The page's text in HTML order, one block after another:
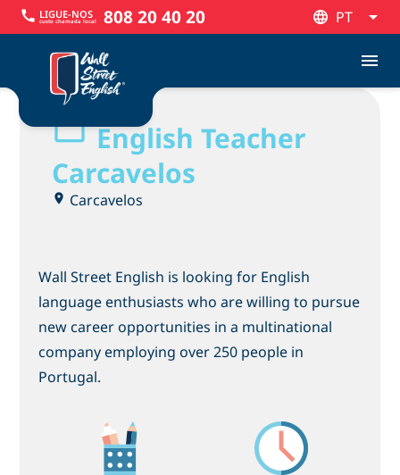
call LIGUE-NOS
custo chamada local 808 20 40 20
PT
PT
menu
English Teacher
Carcavelos
Carcavelos
Wall Street English is looking for English
language enthusiasts who are willing to pursue
new career opportunities in a multinational
company employing over 250 people in
Portugal.